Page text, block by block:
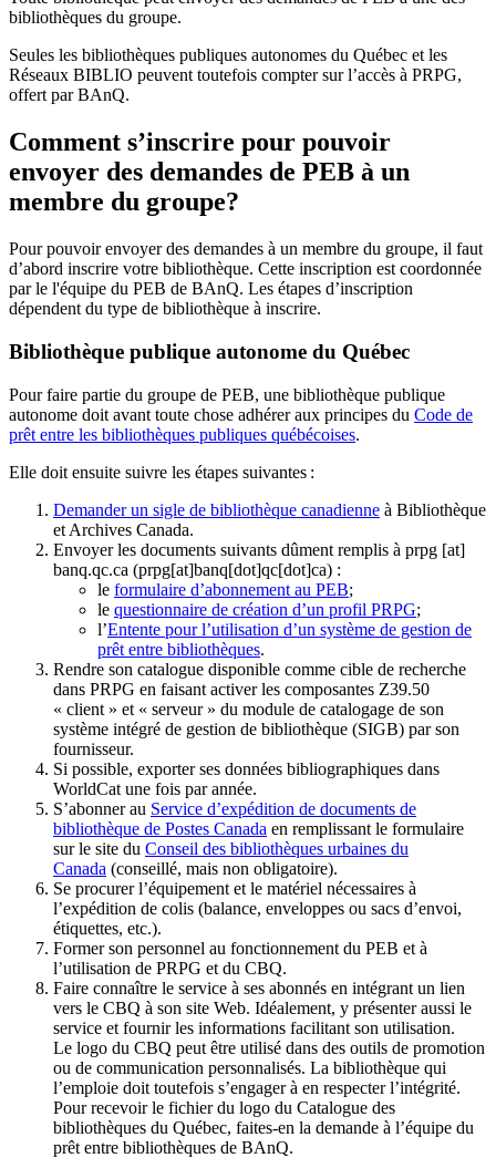
bibliothèques du groupe.
Seules les bibliothèques publiques autonomes du Québec et les
Réseaux BIBLIO peuvent toutefois compter sur l’accès à PRPG,
offert par BAnQ.
Comment s’inscrire pour pouvoir
envoyer des demandes de PEB à un
membre du groupe?
Pour pouvoir envoyer des demandes à un membre du groupe, il faut
d’abord inscrire votre bibliothèque. Cette inscription est coordonnée
par le l'équipe du PEB de BAnQ. Les étapes d’inscription
dépendent du type de bibliothèque à inscrire.
Bibliothèque publique autonome du Québec
Pour faire partie du groupe de PEB, une bibliothèque publique
autonome doit avant toute chose adhérer aux principes du Code de
prêt entre les bibliothèques publiques québécoises.
Elle doit ensuite suivre les étapes suivantes :
Demander un sigle de bibliothèque canadienne à Bibliothèque
et Archives Canada.
Envoyer les documents suivants dûment remplis à prpg [at]
banq.qc.ca (prpg[at]banq[dot]qc[dot]ca) :
le formulaire d’abonnement au PEB;
le questionnaire de création d’un profil PRPG;
l’Entente pour l’utilisation d’un système de gestion de
prêt entre bibliothèques.
Rendre son catalogue disponible comme cible de recherche
dans PRPG en faisant activer les composantes Z39.50
« client » et « serveur » du module de catalogage de son
système intégré de gestion de bibliothèque (SIGB) par son
fournisseur.
Si possible, exporter ses données bibliographiques dans
WorldCat une fois par année.
S’abonner au Service d’expédition de documents de
bibliothèque de Postes Canada en remplissant le formulaire
sur le site du Conseil des bibliothèques urbaines du
Canada (conseillé, mais non obligatoire).
Se procurer l’équipement et le matériel nécessaires à
l’expédition de colis (balance, enveloppes ou sacs d’envoi,
étiquettes, etc.).
Former son personnel au fonctionnement du PEB et à
l’utilisation de PRPG et du CBQ.
Faire connaître le service à ses abonnés en intégrant un lien
vers le CBQ à son site Web. Idéalement, y présenter aussi le
service et fournir les informations facilitant son utilisation.
Le logo du CBQ peut être utilisé dans des outils de promotion
ou de communication personnalisés. La bibliothèque qui
l’emploie doit toutefois s’engager à en respecter l’intégrité.
Pour recevoir le fichier du logo du Catalogue des
bibliothèques du Québec, faites-en la demande à l’équipe du
prêt entre bibliothèques de BAnQ.